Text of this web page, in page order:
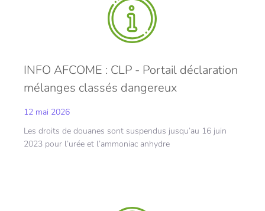
INFO AFCOME : CLP - Portail déclaration
mélanges classés dangereux
12 mai 2026
Les droits de douanes sont suspendus jusqu’au 16 juin
2023 pour l’urée et l’ammoniac anhydre